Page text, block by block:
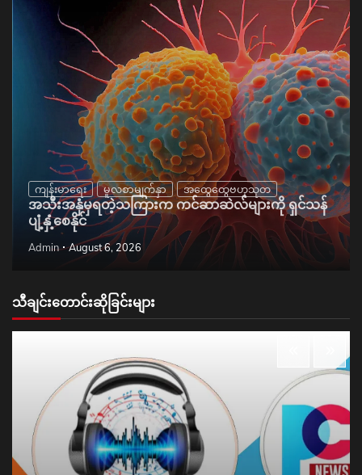
ကျန်းမာရေး မူလစာမျက်နှာ အထွေထွေဗဟုသုတ
အသီးအနှံမှရတဲ့သကြားက ကင်ဆာဆဲလ်များကို ရှင်သန်
ပျံ့နှံ့စေနိုင်
Admin August 6, 2026
သီချင်းတောင်းဆိုခြင်းများ